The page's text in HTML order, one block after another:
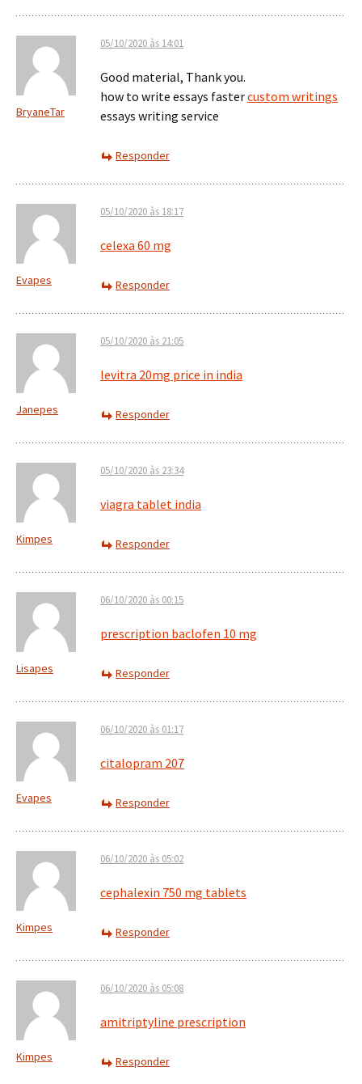
BryaneTar
05/10/2020 às 14:01
Good material, Thank you.
how to write essays fastercustom writings
essays writing service
Responder
Evapes
05/10/2020 às 18:17
celexa 60 mg
Responder
Janepes
05/10/2020 às 21:05
levitra 20mg price in india
Responder
Kimpes
05/10/2020 às 23:34
viagra tablet india
Responder
Lisapes
06/10/2020 às 00:15
prescription baclofen 10 mg
Responder
Evapes
06/10/2020 às 01:17
citalopram 207
Responder
Kimpes
06/10/2020 às 05:02
cephalexin 750 mg tablets
Responder
Kimpes
06/10/2020 às 05:08
amitriptyline prescription
Responder